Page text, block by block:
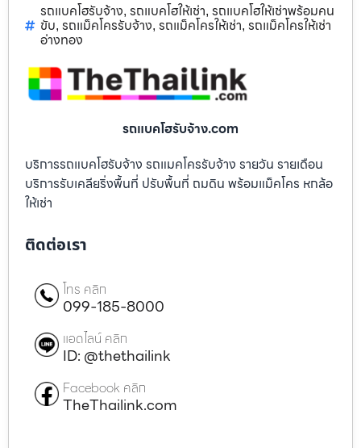
รถแบคโฮรับจ้าง, รถแบคโฮให้เช่า, รถแบคโฮให้เช่าพร้อมคน
ขับ, รถแม็คโครรับจ้าง, รถแม็คโครให้เช่า, รถแม็คโครให้เช่า
อ่างทอง
รถแบคโฮรับจ้าง.com
บริการรถแบคโฮรับจ้าง รถแมคโครรับจ้าง รายวัน รายเดือน
บริการรับเคลียริ่งพื้นที่ ปรับพื้นที่ ถมดิน พร้อมแม็คโคร หกล้อ
ให้เช่า
ติดต่อเรา
โทร คลิก
099-185-8000
แอดไลน์ คลิก
ID: @thethailink
Facebook คลิก
TheThailink.com